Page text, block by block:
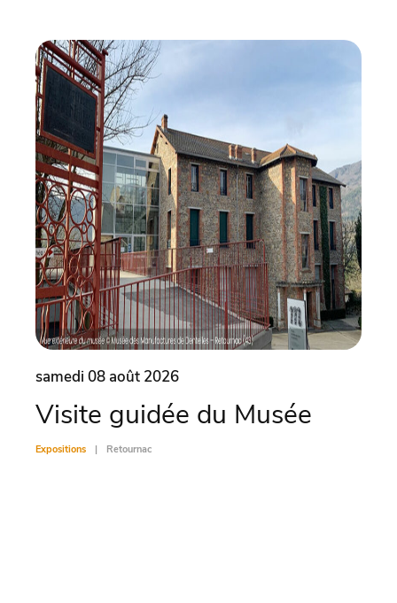
samedi 08 août 2026
Visite guidée du Musée
Expositions Retournac